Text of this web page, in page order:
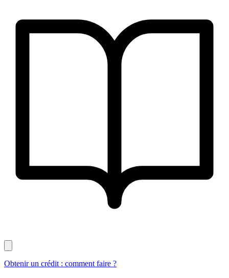
Obtenir un crédit : comment faire ?